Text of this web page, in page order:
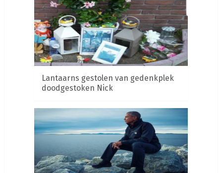
Lantaarns gestolen van gedenkplek
doodgestoken Nick